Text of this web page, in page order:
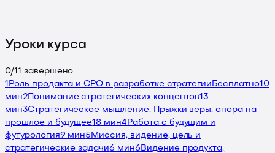
Уроки курса
0/11
завершено
1 Роль продакта и CPO в разработке стратегии Бесплатно10
мин2Понимание стратегических концептов13
мин3Стратегическое мышление. Прыжки веры, опора на
прошлое и будущее18 мин4 Работа с будущим и
футурология9 мин5 Миссия, видение, цель и
стратегические задачи6 мин6 Видение продукта,